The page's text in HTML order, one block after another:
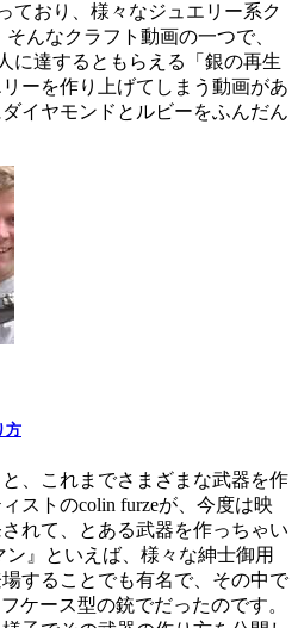
ており、様々なジュエリー系ク
んなクラフト動画の一つで、
に達するともらえる「銀の再生
ーを作り上げてしまう動画があ
イヤモンドとルビーをふんだん
方
、これまでさまざまな武器を作
ストのcolin furzeが、今度は映
れて、とある武器を作っちゃい
』といえば、様々な紳士御用
することでも有名で、その中で
ケース型の銃でだったのです。